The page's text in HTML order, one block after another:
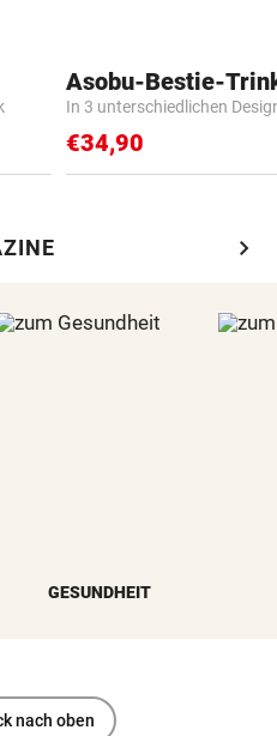
Asobu-Bestie-
In 3 unterschiedlichen
€34,90
chevron_right
GESUNDHEIT
nach oben